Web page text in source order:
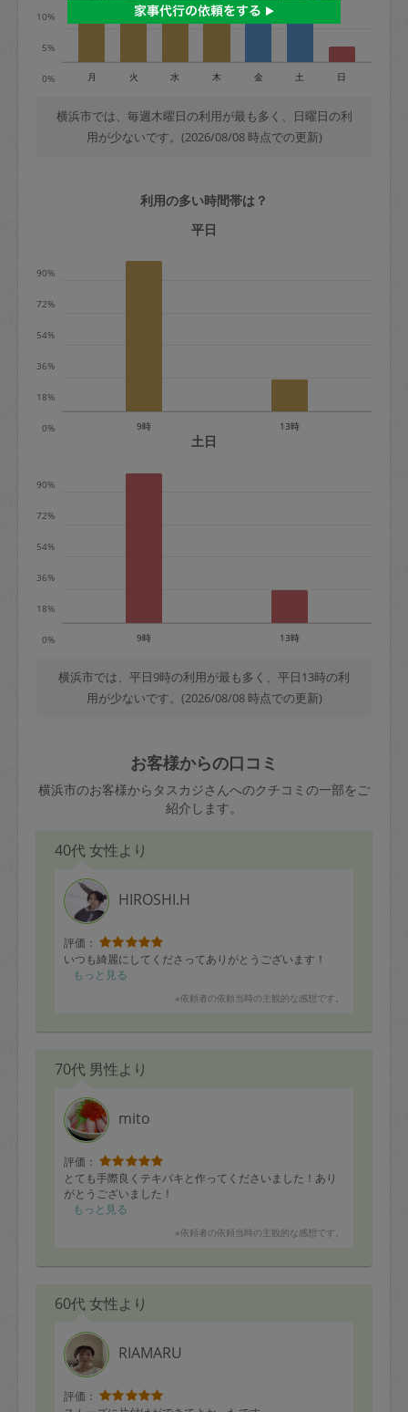
＋交通費全額
依頼者不在による当日キャンセル＝依頼
金額の100%＋交通費全額
定期契約をキャンセルする場合、毎週定
期は月2回まで隔週定期は月1回までキャ
※キャンセル料金の設定について：
0%
5%
10%
月 火 水 木 金 土 日
横浜市では、毎週木曜日の利用が最も多く、日曜日の利
用が少ないです。(2026/08/08 時点での更新)
利用の多い時間帯は？
平日
0%
18%
36%
54%
72%
90%
9時 13時
土日
0%
18%
36%
54%
72%
90%
9時 13時
横浜市では、平日9時の利用が最も多く、平日13時の利
用が少ないです。(2026/08/08 時点での更新)
お客様からの口コミ
横浜市のお客様からタスカジさんへのクチコミの一部をご
紹介します。
40代 女性より
HIROSHI.H
評価：
いつも綺麗にしてくださってありがとうございます！
もっと見る
※依頼者の依頼当時の主観的な感想です。
70代 男性より
mito
評価：
とても手際良くテキパキと作ってくださいました！あり
がとうございました！
もっと見る
※依頼者の依頼当時の主観的な感想です。
60代 女性より
RIAMARU
評価：